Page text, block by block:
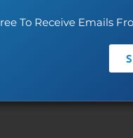
To Receive Emails